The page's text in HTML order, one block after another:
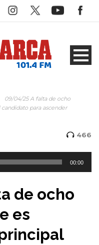
09/04/25 A falta de ocho
para ascender
466
00:00
de ocho
es